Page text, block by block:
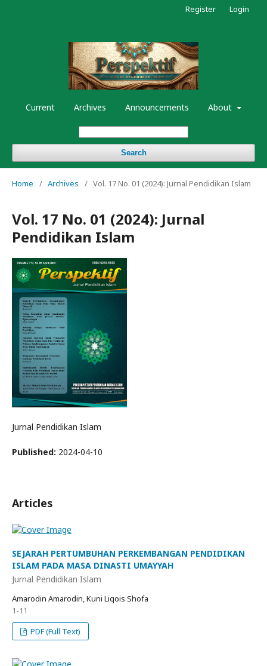
Current Archives Announcements About
Search
Register Login
Home / Archives / Vol. 17 No. 01 (2024): Jurnal Pendidikan Islam
Vol. 17 No. 01 (2024): Jurnal
Pendidikan Islam
Jurnal Pendidikan Islam
Published: 2024-04-10
Articles
SEJARAH PERTUMBUHAN PERKEMBANGAN PENDIDIKAN
ISLAM PADA MASA DINASTI UMAYYAH
Jurnal Pendidikan Islam
Amarodin Amarodin, Kuni Liqois Shofa
1-11
PDF (Full Text)